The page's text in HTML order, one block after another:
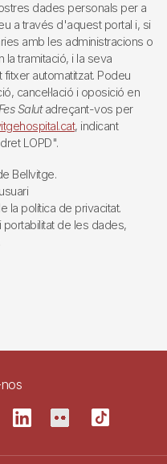
dades personals per a
a través d'aquest portal i, si
amb les administracions o
la tramitació, i la seva
automatitzat. Podeu
cancel·lació i oposició en
Fes Salutadreçant-vos per
, indicant
LOPD".
Bellvitge.
la política de privacitat.
de les dades,